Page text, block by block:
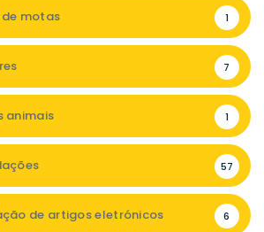
de motas 1
7
animais 1
57
de artigos eletrónicos 6